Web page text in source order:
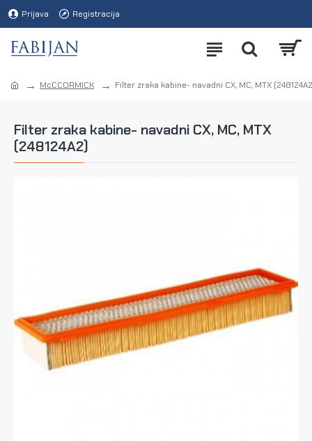
Prijava Registracija
McCCORMICK Filter zraka kabine- navadni CX, MC, MTX
Filter zraka kabine- navadni CX, MC, MTX
(248124A2)